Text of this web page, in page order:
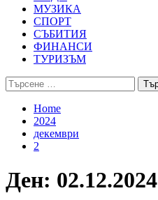
МУЗИКА
СПОРТ
СЪБИТИЯ
ФИНАНСИ
ТУРИЗЪМ
Търсене
за:
Home
2024
декември
2
Ден: 02.12.2024